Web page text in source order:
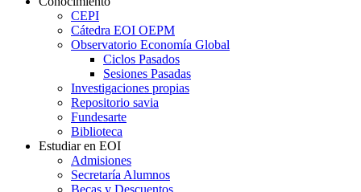
CEPI
Cátedra EOI OEPM
Observatorio Economía Global
Ciclos Pasados
Sesiones Pasadas
Investigaciones propias
Repositorio savia
Fundesarte
Biblioteca
Estudiar en EOI
Admisiones
Secretaría Alumnos
Becas y Descuentos